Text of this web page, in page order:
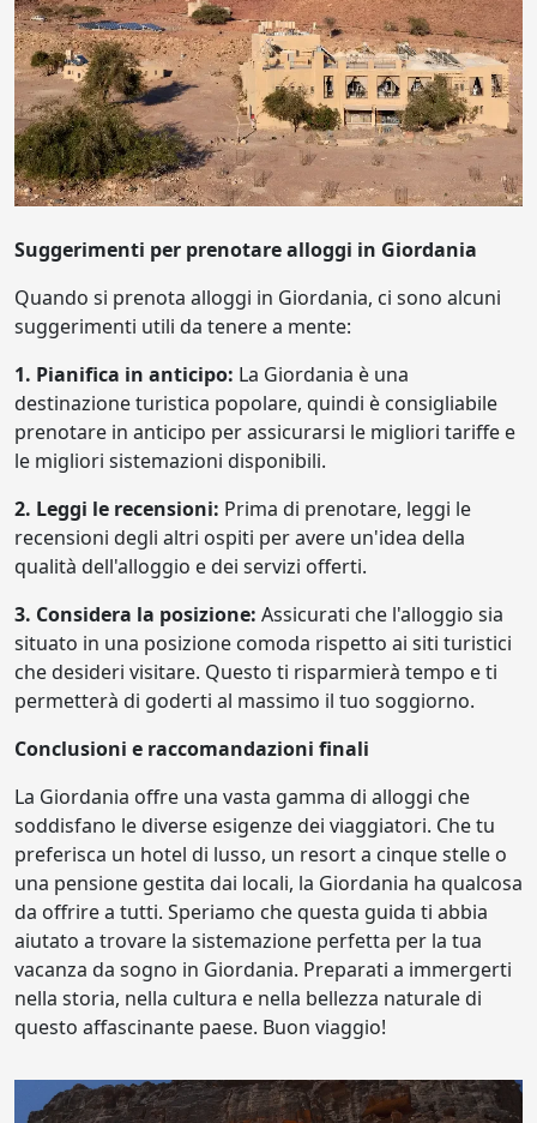
Suggerimenti per prenotare alloggi in Giordania
Quando si prenota alloggi in Giordania, ci sono alcuni
suggerimenti utili da tenere a mente:
1. Pianifica in anticipo: La Giordania è una
destinazione turistica popolare, quindi è consigliabile
prenotare in anticipo per assicurarsi le migliori tariffe e
le migliori sistemazioni disponibili.
2. Leggi le recensioni: Prima di prenotare, leggi le
recensioni degli altri ospiti per avere un'idea della
qualità dell'alloggio e dei servizi offerti.
3. Considera la posizione: Assicurati che l'alloggio sia
situato in una posizione comoda rispetto ai siti turistici
che desideri visitare. Questo ti risparmierà tempo e ti
permetterà di goderti al massimo il tuo soggiorno.
Conclusioni e raccomandazioni finali
La Giordania offre una vasta gamma di alloggi che
soddisfano le diverse esigenze dei viaggiatori. Che tu
preferisca un hotel di lusso, un resort a cinque stelle o
una pensione gestita dai locali, la Giordania ha qualcosa
da offrire a tutti. Speriamo che questa guida ti abbia
aiutato a trovare la sistemazione perfetta per la tua
vacanza da sogno in Giordania. Preparati a immergerti
nella storia, nella cultura e nella bellezza naturale di
questo affascinante paese. Buon viaggio!